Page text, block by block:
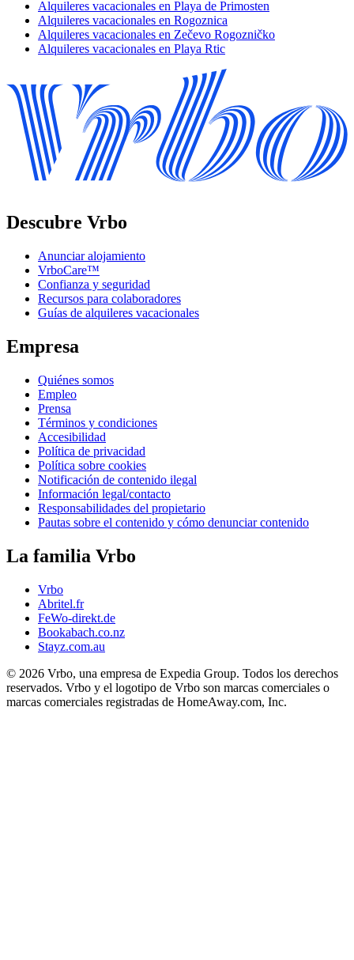
Alquileres vacacionales en Playa de Primosten
Alquileres vacacionales en Rogoznica
Alquileres vacacionales en Zečevo Rogozničko
Alquileres vacacionales en Playa Rtic
Descubre Vrbo
Anunciar alojamiento
VrboCare™
Confianza y seguridad
Recursos para colaboradores
Guías de alquileres vacacionales
Empresa
Quiénes somos
Empleo
Prensa
Términos y condiciones
Accesibilidad
Política de privacidad
Política sobre cookies
Notificación de contenido ilegal
Información legal/contacto
Responsabilidades del propietario
Pautas sobre el contenido y cómo denunciar contenido
La familia Vrbo
Vrbo
Abritel.fr
FeWo-direkt.de
Bookabach.co.nz
Stayz.com.au
© 2026 Vrbo, una empresa de Expedia Group. Todos los derechos
reservados. Vrbo y el logotipo de Vrbo son marcas comerciales o
marcas comerciales registradas de HomeAway.com, Inc.